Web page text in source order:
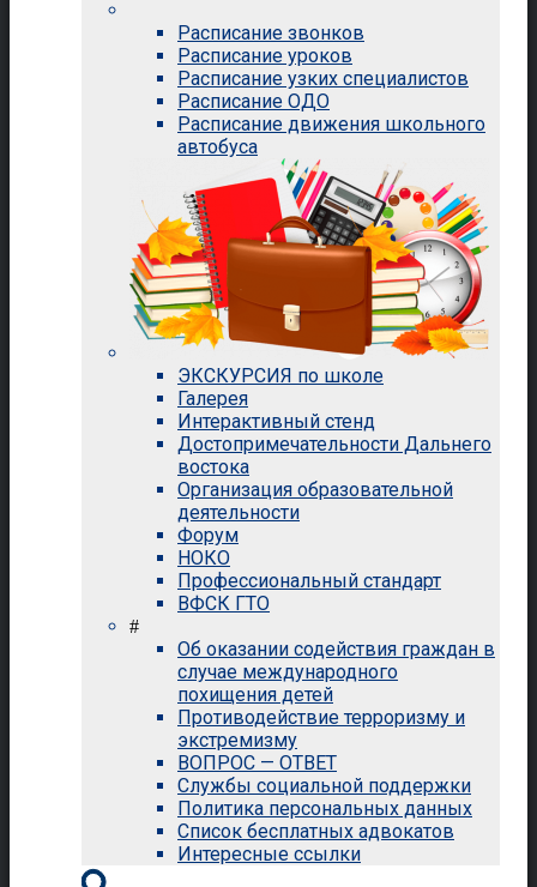
Расписание звонков
Расписание уроков
Расписание узких специалистов
Расписание ОДО
Расписание движения школьного
автобуса
ЭКСКУРСИЯ по школе
Галерея
Интерактивный стенд
Достопримечательности Дальнего
востока
Организация образовательной
деятельности
Форум
НОКО
Профессиональный стандарт
ВФСК ГТО
#
Об оказании содействия граждан в
случае международного
похищения детей
Противодействие терроризму и
экстремизму
ВОПРОС — ОТВЕТ
Службы социальной поддержки
Политика персональных данных
Список бесплатных адвокатов
Интересные ссылки